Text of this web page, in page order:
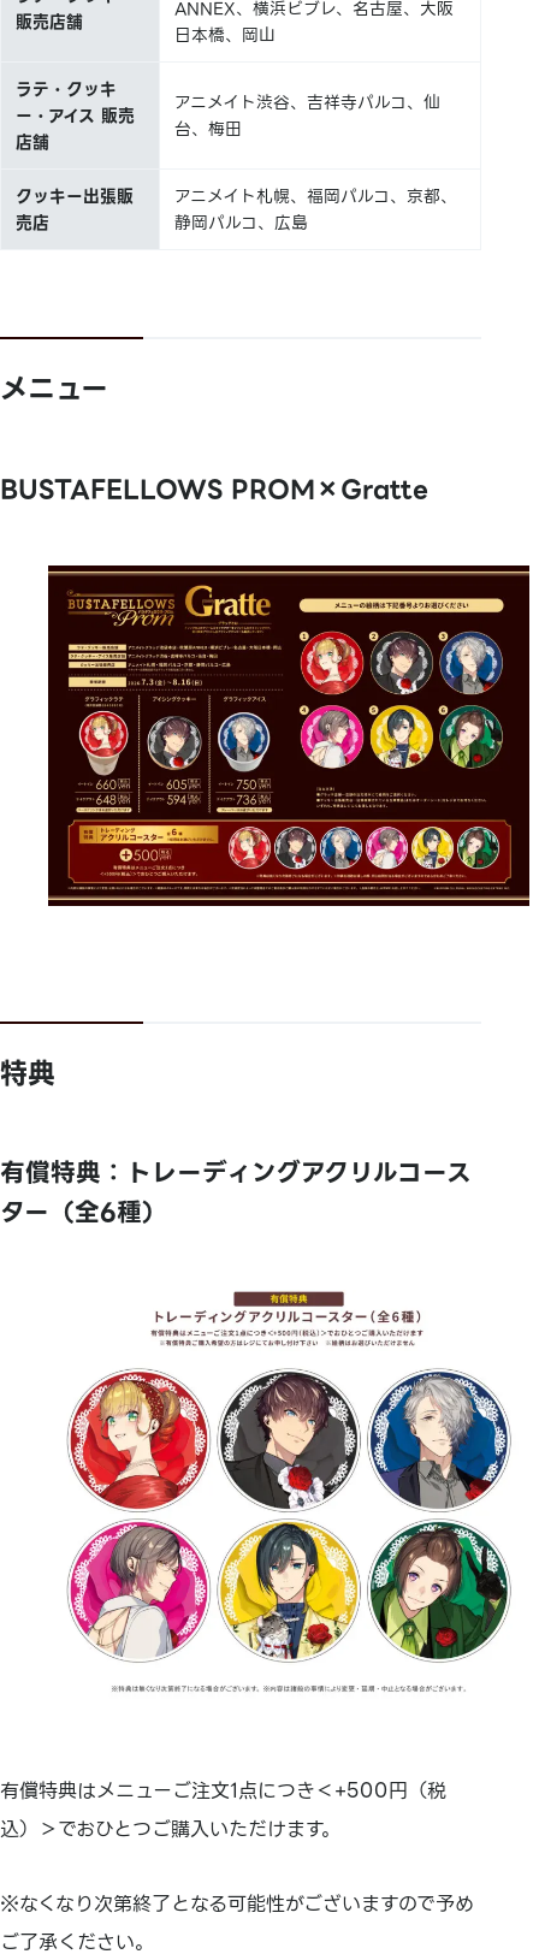
販売店舗
ANNEX、横浜ビブレ、名古屋、大阪
日本橋、岡山
ラテ・クッキ
ー・アイス 販売
店舗
アニメイト渋谷、吉祥寺パルコ、仙
台、梅田
クッキー出張販
売店
アニメイト札幌、福岡パルコ、京都、
静岡パルコ、広島
メニュー
BUSTAFELLOWS PROM×Gratte
特典
有償特典：トレーディングアクリルコース
ター（全6種）
有償特典はメニューご注文1点につき＜+500円（税
込）＞でおひとつご購入いただけます。
※なくなり次第終了となる可能性がございますので予め
ご了承ください。